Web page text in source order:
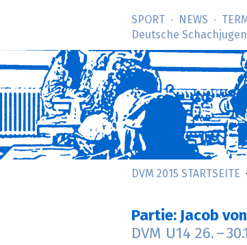
SPORT NEWS
Deutsche
DVM 2015 STARTSEITE
Partie: Jacob
DVM U14 26. –